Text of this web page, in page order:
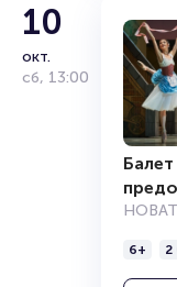
Подробнее о том,
читайте в разделах:
Продать билет
Организаторам
10
окт.
сб, 13:00
НОВАТ
6+ 2